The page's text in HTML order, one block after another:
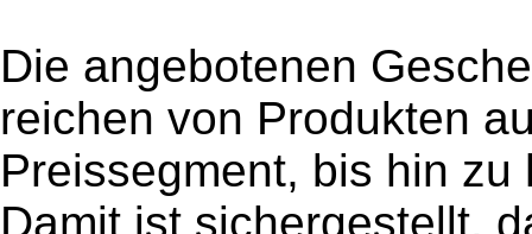
Die angebotenen
reichen von Produkten
Preissegment, bis hin
Damit ist sichergestellt,